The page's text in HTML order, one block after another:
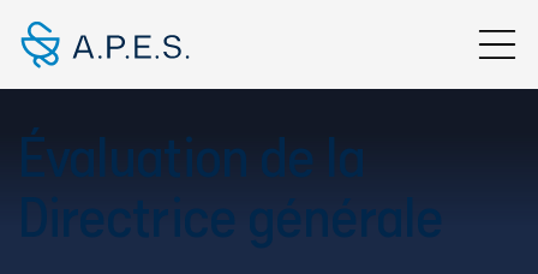
Évaluation de la
Directrice générale